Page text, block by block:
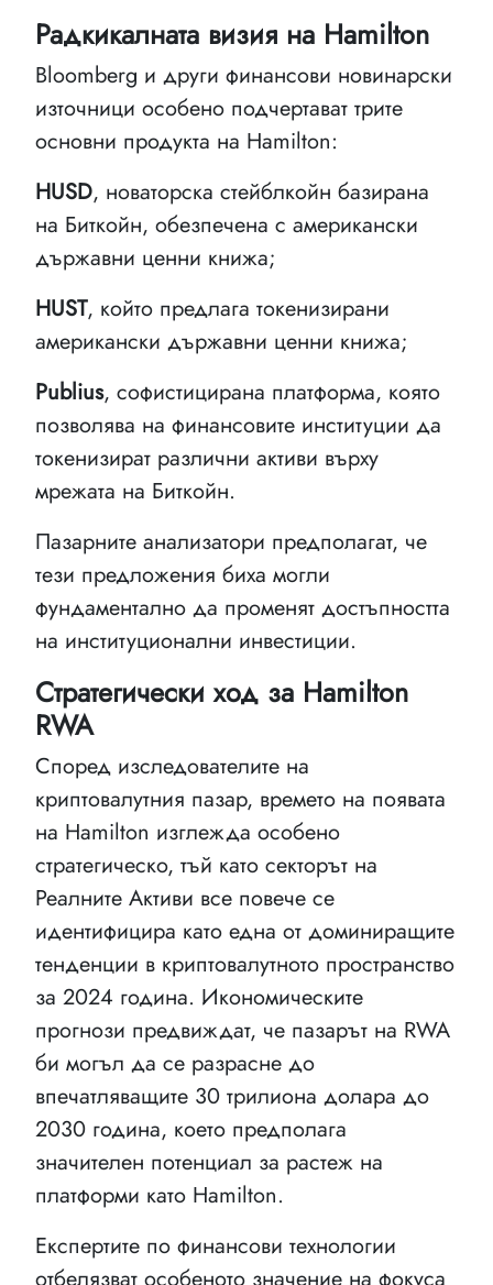
Радкикалната визия на Hamilton
Bloomberg и други финансови новинарски
източници особено подчертават трите
основни продукта на Hamilton:
HUSD, новаторска стейблкойн базирана
на Биткойн, обезпечена с американски
държавни ценни книжа;
HUST, който предлага токенизирани
американски държавни ценни книжа;
Publius, софистицирана платформа, която
позволява на финансовите институции да
токенизират различни активи върху
мрежата на Биткойн.
Пазарните анализатори предполагат, че
тези предложения биха могли
фундаментално да променят достъпността
на институционални инвестиции.
Стратегически ход за Hamilton
RWA
Според изследователите на
криптовалутния пазар, времето на появата
на Hamilton изглежда особено
стратегическо, тъй като секторът на
Реалните Активи все повече се
идентифицира като една от доминиращите
тенденции в криптовалутното пространство
за 2024 година. Икономическите
прогнози предвиждат, че пазарът на RWA
би могъл да се разрасне до
впечатляващите 30 трилиона долара до
2030 година, което предполага
значителен потенциал за растеж на
платформи като Hamilton.
Експертите по финансови технологии
отбелязват особеното значение на фокуса